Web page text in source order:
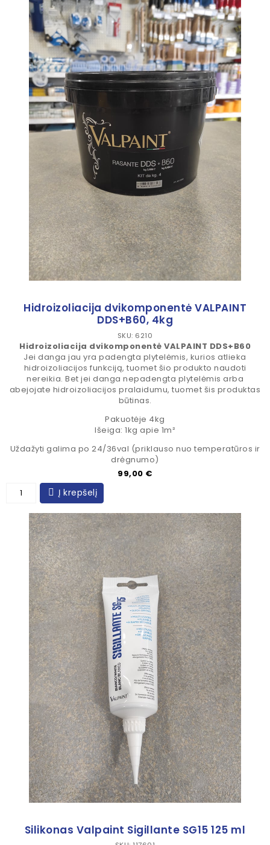
Hidroizoliacija dvikomponentė VALPAINT
DDS+B60, 4kg
SKU: 6210
Hidroizoliacija dvikomponentė VALPAINT DDS+B60
Jei danga jau yra padengta plytelėmis, kurios atlieka
hidroizoliacijos funkciją, tuomet šio produkto naudoti
nereikia. Bet jei danga nepadengta plytelėmis arba
abejojate hidroizoliacijos pralaidumu, tuomet šis produktas
būtinas.
Pakuotėje 4kg
Išeiga: 1kg apie 1m²
Uždažyti galima po 24/36val (priklauso nuo temperatūros ir
drėgnumo)
Kaina
99,00 €
Į krepšelį
Silikonas Valpaint Sigillante SG15 125 ml